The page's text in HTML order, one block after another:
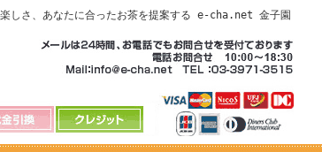
しさ、あなたに合ったお茶を提案する e-cha.net 金子園